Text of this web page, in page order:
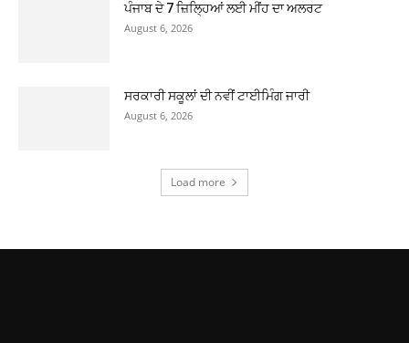
ਪੰਜਾਬ ਦੇ 7 ਜ਼ਿਲ੍ਹਿਆਂ ਲਈ ਮੀਂਹ ਦਾ ਅਲਰਟ
August 6, 2026
ਸਰਕਾਰੀ ਸਕੂਲਾਂ ਦੀ ਨਵੀਂ ਟਾਈਮਿੰਗ ਜਾਰੀ
August 6, 2026
Load more